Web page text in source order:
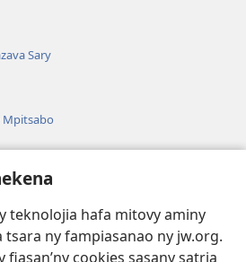
teknolojia hafa mitovy aminy
tsara ny fampiasanao ny jw.org.
fiasan’ny cookies sasany satria
Sary
Mpitsabo